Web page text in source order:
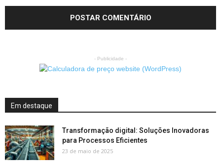
- Publicidade -
Em destaque
Transformação digital: Soluções Inovadoras
para Processos Eficientes
23 de maio de 2025